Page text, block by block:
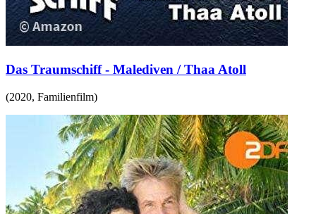
Das Traumschiff - Malediven / Thaa Atoll
(2020, Familienfilm)